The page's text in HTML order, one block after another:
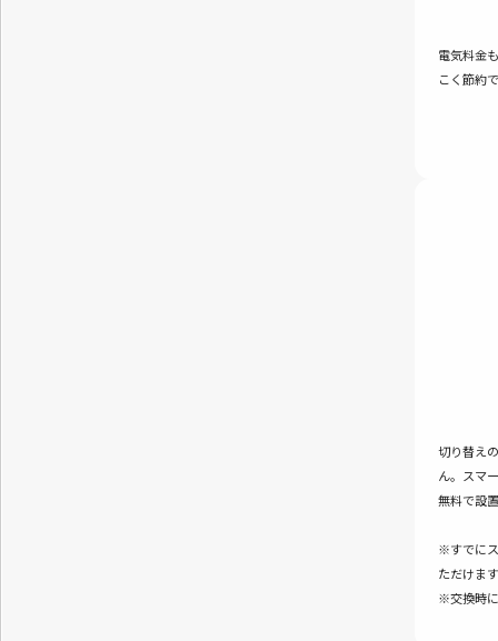
電気料金
こく節約
切り替え
ん。スマ
無料で設
※すでに
ただけま
※交換時